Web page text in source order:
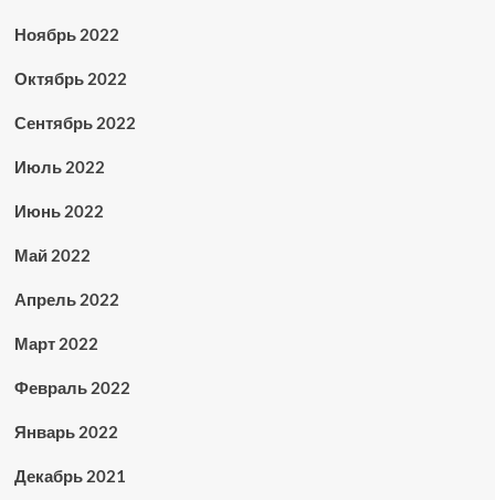
Ноябрь 2022
Октябрь 2022
Сентябрь 2022
Июль 2022
Июнь 2022
Май 2022
Апрель 2022
Март 2022
Февраль 2022
Январь 2022
Декабрь 2021